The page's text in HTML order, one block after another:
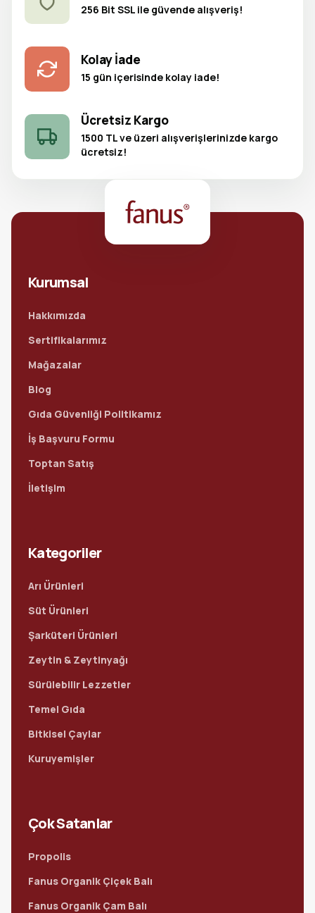
256 Bit SSL ile güvende alışveriş!
Kolay İade
15 gün içerisinde kolay iade!
Ücretsiz Kargo
1500 TL ve üzeri alışverişlerinizde kargo
ücretsiz!
Kurumsal
Hakkımızda
Sertifikalarımız
Mağazalar
Blog
Gıda Güvenliği Politikamız
İş Başvuru Formu
Toptan Satış
İletişim
Kategoriler
Arı Ürünleri
Süt Ürünleri
Şarküteri Ürünleri
Zeytin & Zeytinyağı
Sürülebilir Lezzetler
Temel Gıda
Bitkisel Çaylar
Kuruyemişler
Çok Satanlar
Propolis
Fanus Organik Çiçek Balı
Fanus Organik Çam Balı